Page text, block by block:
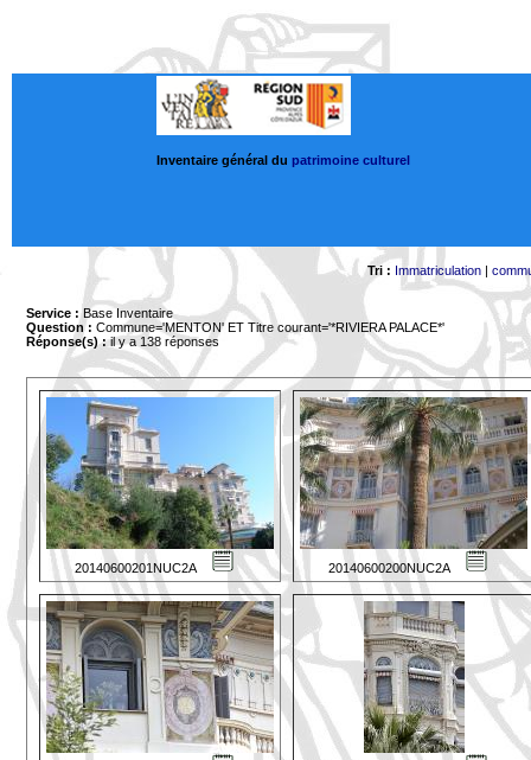
Inventaire général du patrimoine culturel
Tri : Immatriculation|
Service : Base Inventaire
Question : Commune='MENTON' ET Titre courant='*RIVIERA PALACE*'
Réponse(s) :il y a 138 réponses
20140600201NUC2A 20140600200NUC2A